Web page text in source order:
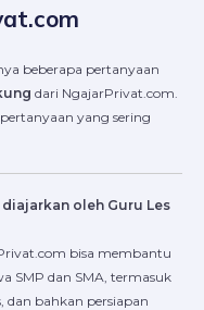
beberapa pertanyaan
dari NgajarPrivat.com.
yang sering
oleh Guru Les
bisa membantu
SMP dan SMA, termasuk
dan bahkan persiapan